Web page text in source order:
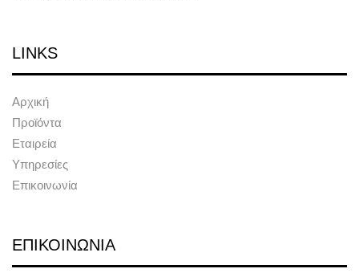
LINKS
Αρχική
Προϊόντα
Εταιρεία
Υπηρεσίες
Επικοινωνία
ΕΠΙΚΟΙΝΩΝΙΑ